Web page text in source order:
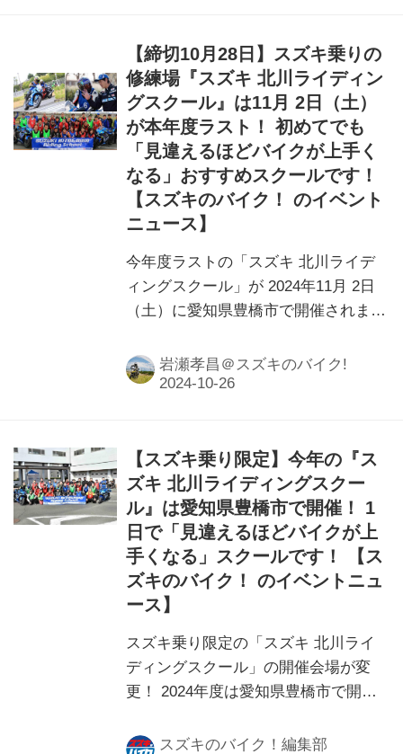
【締切10月28日】スズキ乗りの
修練場『スズキ 北川ライディン
グスクール』は11月 2日（土）
が本年度ラスト！ 初めてでも
「見違えるほどバイクが上手く
なる」おすすめスクールです！
【スズキのバイク！ のイベント
ニュース】
今年度ラストの「スズキ 北川ライデ
ィングスクール」が 2024年11月 2日
（土）に愛知県豊橋市で開催されま
岩瀬孝昌＠スズキのバイク!
【スズキ乗り限定】今年の『ス
ズキ 北川ライディングスクー
ル』は愛知県豊橋市で開催！ 1
日で「見違えるほどバイクが上
手くなる」スクールです！ 【ス
ズキのバイク！ のイベントニュ
ース】
スズキ乗り限定の「スズキ 北川ライ
ディングスクール」の開催会場が変
更！ 2024年度は愛知県豊橋市で開催
スズキのバイク！編集部